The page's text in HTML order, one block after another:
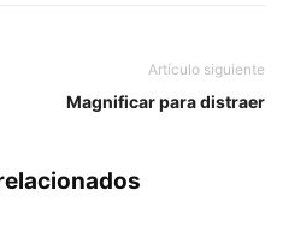
Artículo siguiente
Magnificar para distraer